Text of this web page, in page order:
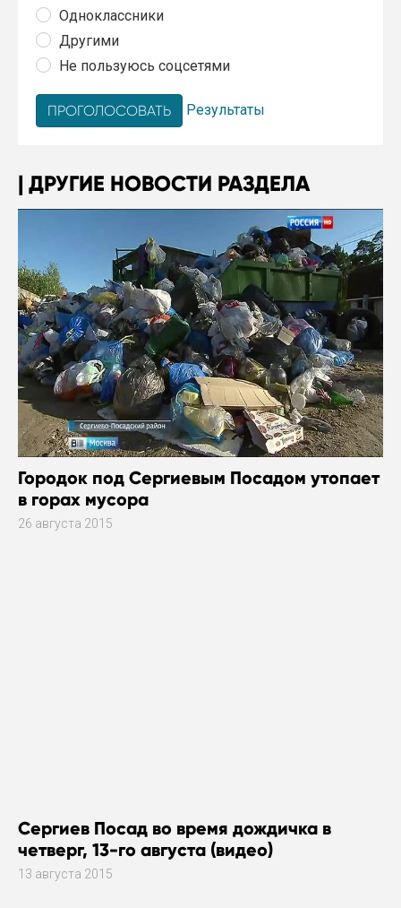
Одноклассники
Другими
Не пользуюсь соцсетями
Результаты
ДРУГИЕ НОВОСТИ РАЗДЕЛА
Городок под Сергиевым Посадом утопает
в горах мусора
26 августа 2015
Сергиев Посад во время дождичка в
четверг, 13-го августа (видео)
13 августа 2015